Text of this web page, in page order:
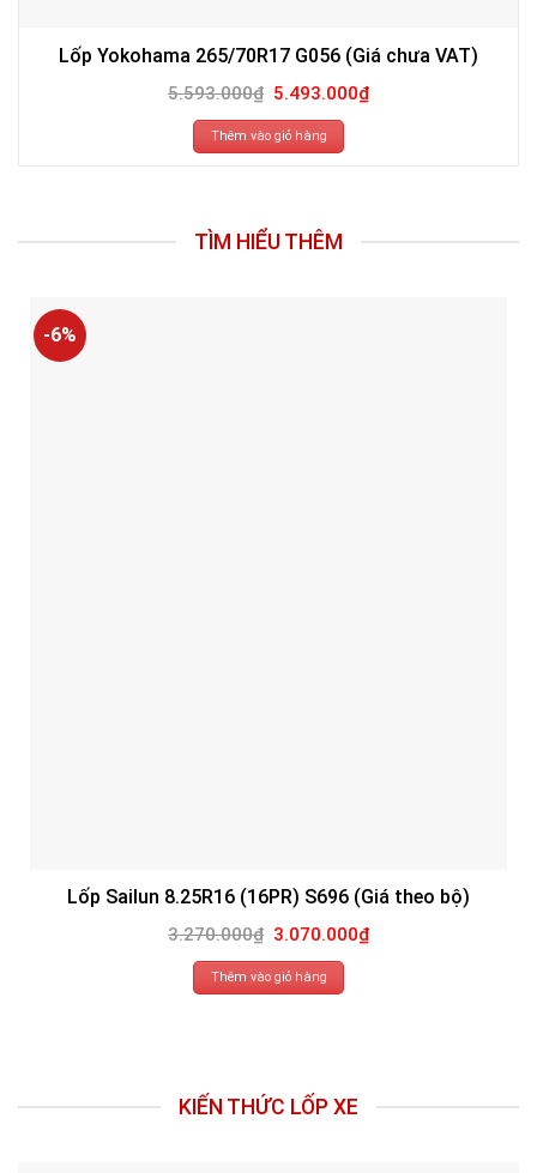
Lốp Yokohama 265/70R17 G056 (Giá chưa VAT)
5.593.000₫ Giá
gốc
là:
5.593.000₫.
5.493.000₫Giá
hiện
Thêm vào giỏ hàng
TÌM HIỂU THÊM
-6%
Lốp Sailun 8.25R16 (16PR) S696 (Giá theo bộ)
3.270.000₫ Giá
gốc
là:
3.270.000₫.
3.070.000₫Giá
hiện
Thêm vào giỏ hàng
KIẾN THỨC LỐP XE